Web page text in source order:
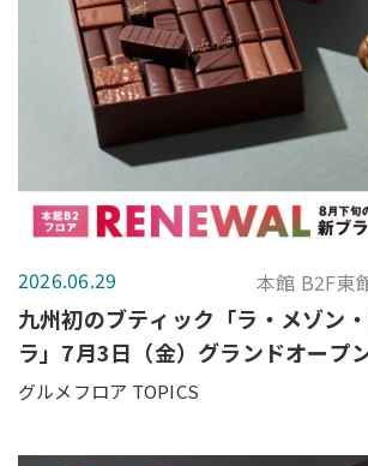
2026.06.29 本館 B2F東
九州初のブティック「ラ・メゾン
ラ」7月3日（金）グランドオープ
グルメフロア TOPICS